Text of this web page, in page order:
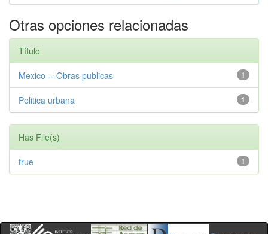
Otras opciones relacionadas
Título
1
Mexico -- Obras publicas
1
Politica urbana
Has File(s)
1
true